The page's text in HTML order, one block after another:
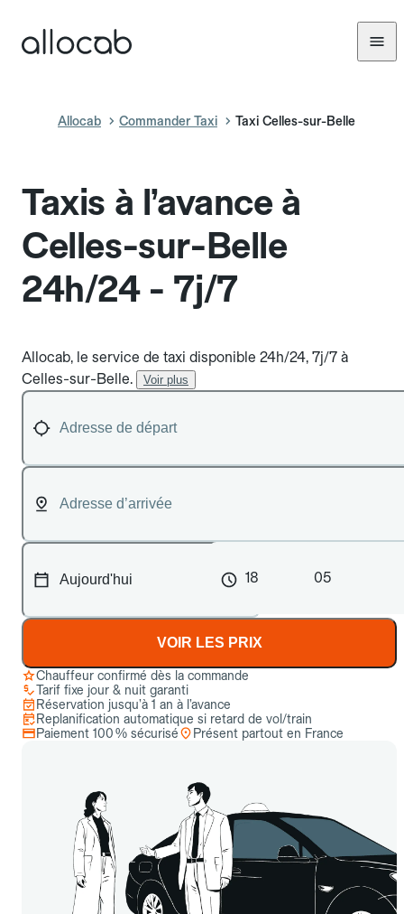
Allocab Commander Taxi Taxi Celles-sur-Belle
Taxis à l’avance à
Celles-sur-Belle
24h/24 - 7j/7
Allocab, le service de taxi disponible 24h/24, 7j/7 à
Celles-sur-Belle.
Voir plus
18 05
VOIR LES PRIX
Chauffeur confirmé dès la commande
Tarif fixe jour & nuit garanti
Réservation jusqu’à 1 an à l’avance
Replanification automatique si retard de vol/train
Paiement 100 % sécurisé
Présent partout en France